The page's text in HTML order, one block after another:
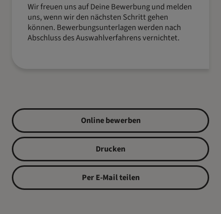
Wir freuen uns auf Deine Bewerbung und melden
uns, wenn wir den nächsten Schritt gehen
können. Bewerbungsunterlagen werden nach
Abschluss des Auswahlverfahrens vernichtet.
Online bewerben
Drucken
Per E-Mail teilen